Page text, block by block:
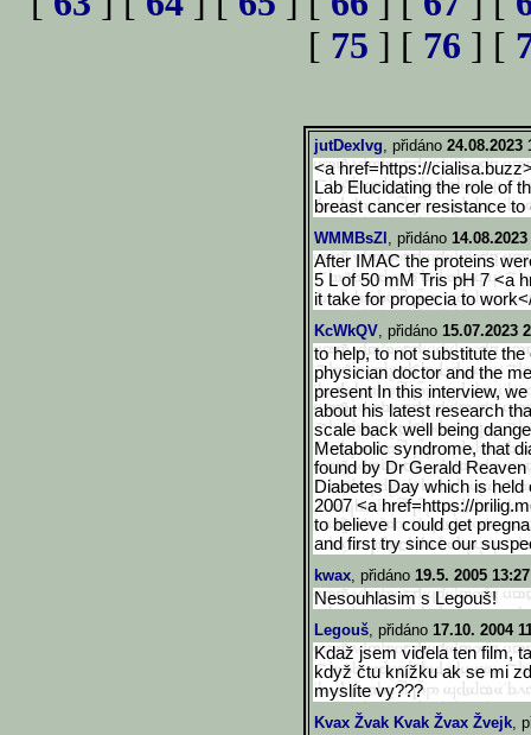
[ 75 ] [ 76 ] [
jutDexIvg, přidáno 24.08.2023
<a href=https://
Lab Elucidating the role of
breast cancer resistance
WMMBsZl , přidáno
After IMAC the proteins
5 L of 50 mM Tris pH 7 <a
it take for propecia to
KcWkQV, přidáno 15.07.2023
to help, to not substitute
physician doctor and the
present In this interview,
about his latest research
scale back well being
Metabolic syndrome, that
found by Dr Gerald
Diabetes Day which is
2007 <a href=https://
to believe I could get
and first try since our
kwax, přidáno 19.5. 2005
Nesouhlasim s Legouš!
Legouš, přidáno 17.10. 2004
Kdaž jsem viďela ten film,
když čtu knížku ak se mi
myslíte vy???
Kvax Žvak Kvak Žvax Žvejk,